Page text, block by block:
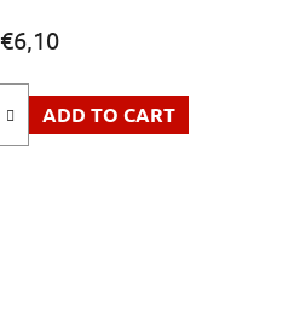
€6,10
ADD TO CART